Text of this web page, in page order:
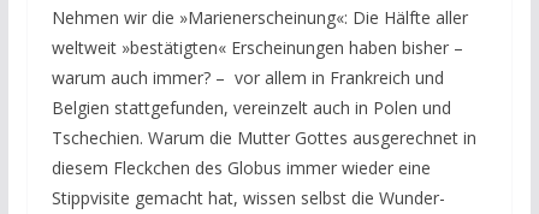
Nehmen wir die »Marienerscheinung«: Die Hälfte aller
weltweit »bestätigten« Erscheinungen haben bisher –
warum auch immer? – vor allem in Frankreich und
Belgien stattgefunden, vereinzelt auch in Polen und
Tschechien. Warum die Mutter Gottes ausgerechnet in
diesem Fleckchen des Globus immer wieder eine
Stippvisite gemacht hat, wissen selbst die Wunder-